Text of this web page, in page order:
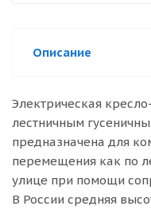
Описание
Электрическая
лестничным
предназначена для
перемещения как по
улице при помощи
В России средняя